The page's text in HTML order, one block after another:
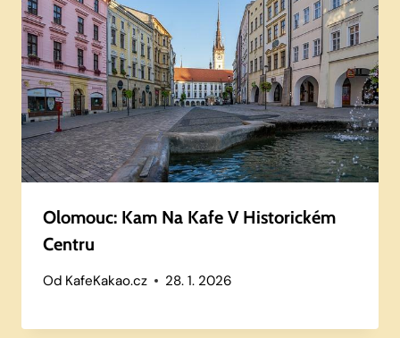
Olomouc: Kam Na Kafe V Historickém
Centru
Od KafeKakao.cz 28. 1. 2026